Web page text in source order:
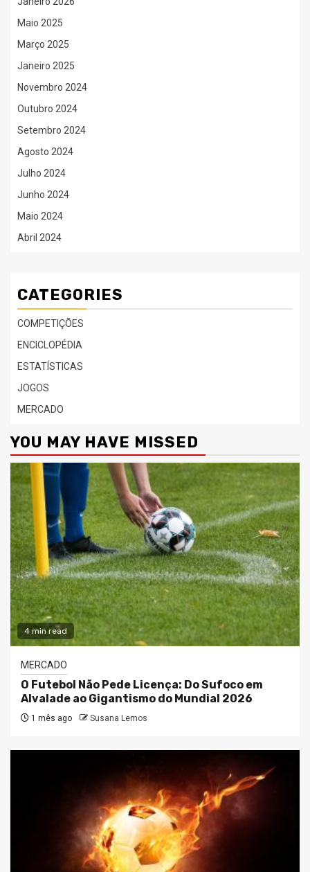
Maio 2025
Março 2025
Janeiro 2025
Novembro 2024
Outubro 2024
Setembro 2024
Agosto 2024
Julho 2024
Junho 2024
Maio 2024
Abril 2024
CATEGORIES
COMPETIÇÕES
ENCICLOPÉDIA
ESTATÍSTICAS
JOGOS
MERCADO
YOU MAY HAVE MISSED
4 min read
MERCADO
O Futebol Não Pede Licença: Do Sufoco em
Alvalade ao Gigantismo do Mundial 2026
1 mês ago Susana Lemos